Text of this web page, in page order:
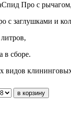
Про с рычагом,
с заглушками и
в сборе.
видов